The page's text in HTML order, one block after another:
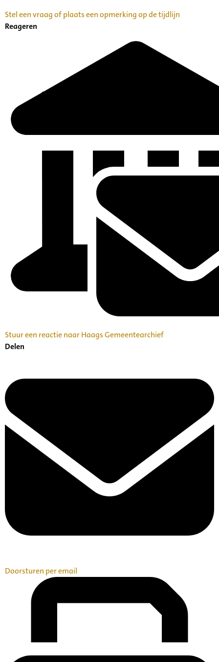
Stel een vraag of plaats een opmerking op de tijdlijn
Reageren
Stuur een reactie naar Haags Gemeentearchief
Delen
Doorsturen per email